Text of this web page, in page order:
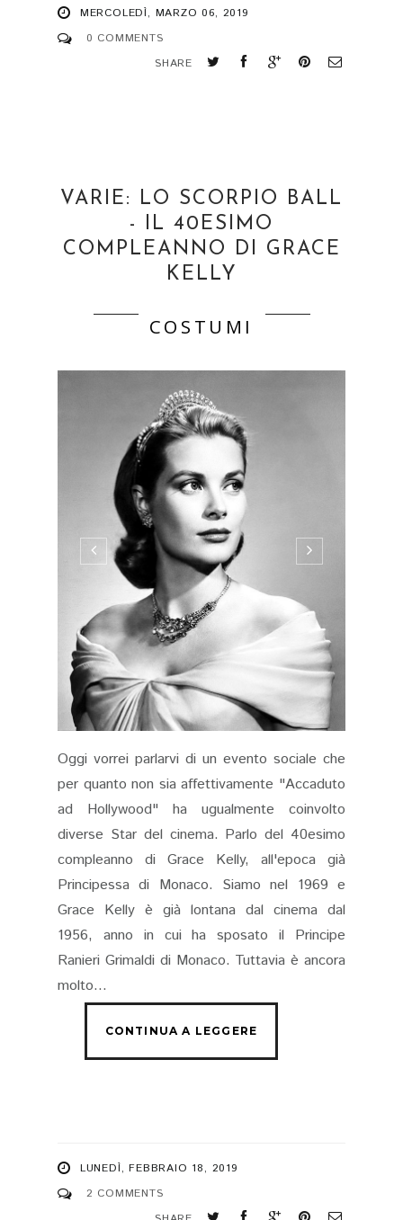
MERCOLEDÌ, MARZO 06, 2019
0 COMMENTS
SHARE
VARIE: LO SCORPIO BALL
- IL 40ESIMO
COMPLEANNO DI GRACE
KELLY
COSTUMI
Oggi vorrei parlarvi di un evento sociale che
per quanto non sia affettivamente "Accaduto
ad Hollywood" ha ugualmente coinvolto
diverse Star del cinema. Parlo del 40esimo
compleanno di Grace Kelly, all'epoca già
Principessa di Monaco. Siamo nel 1969 e
Grace Kelly è già lontana dal cinema dal
1956, anno in cui ha sposato il Principe
Ranieri Grimaldi di Monaco. Tuttavia è ancora
molto...
LUNEDÌ, FEBBRAIO 18, 2019
2 COMMENTS